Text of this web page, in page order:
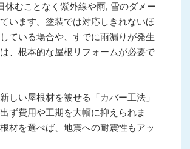
休むことなく紫外線や雨, 雪のダメー
います。塗装では対応しきれないほ
ている場合や、すでに雨漏りが発生
、根本的な屋根リフォームが必要で
しい屋根材を被せる「カバー工法」
ず費用や工期を大幅に抑えられま
材を選べば、地震への耐震性もアッ